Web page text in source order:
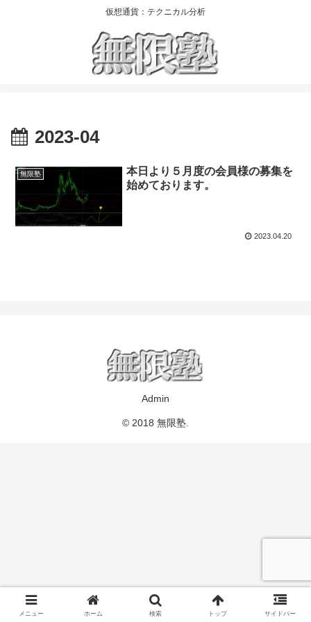
仮想通貨：テクニカル分析
2023-04
無限塾
本日より５月度の会員様の募集を
始めております。
2023.04.20
Admin
© 2018 無限塾.
メニュー ホーム 検索 トップ サイドバー